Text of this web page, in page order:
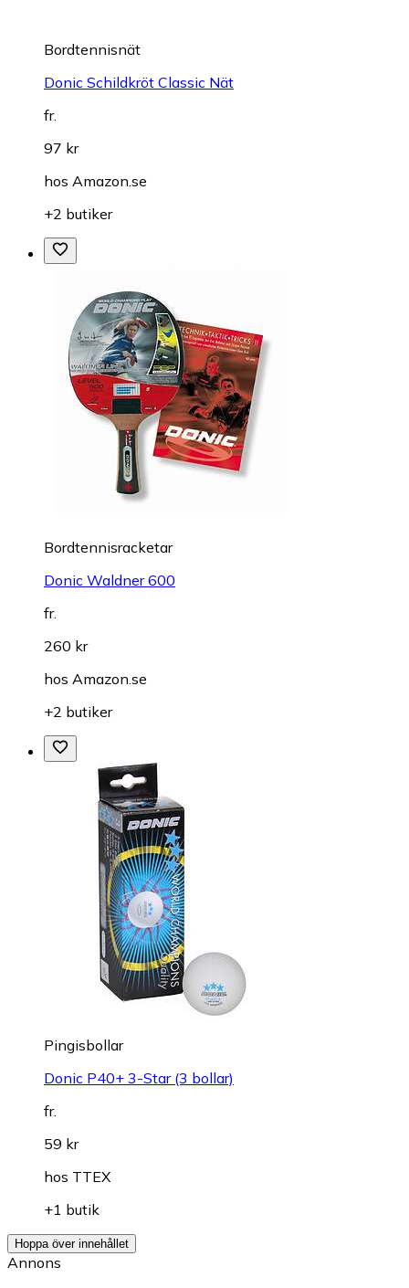
Bordtennisnät
Donic Schildkröt Classic Nät
fr.
97 kr
hos Amazon.se
+2 butiker
Bordtennisracketar
Donic Waldner 600
fr.
260 kr
hos Amazon.se
+2 butiker
Pingisbollar
Donic P40+ 3-Star (3 bollar)
fr.
59 kr
hos TTEX
+1 butik
Hoppa över innehållet
Annons